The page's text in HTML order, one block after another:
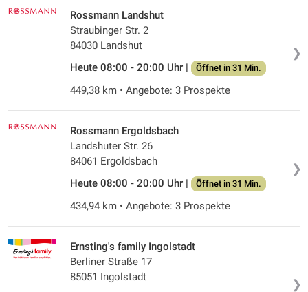
❯
Rossmann Landshut
Straubinger Str. 2
84030 Landshut
Heute 08:00 - 20:00 Uhr |
Öffnet in 31 Min.
449,38 km • Angebote: 3 Prospekte
❯
Rossmann Ergoldsbach
Landshuter Str. 26
84061 Ergoldsbach
Heute 08:00 - 20:00 Uhr |
Öffnet in 31 Min.
434,94 km • Angebote: 3 Prospekte
❯
Ernsting's family Ingolstadt
Berliner Straße 17
85051 Ingolstadt